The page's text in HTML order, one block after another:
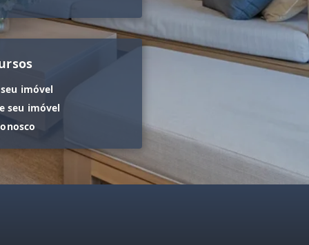
imóvel
seu imóvel